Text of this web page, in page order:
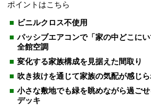
ポイントはこちら
ビニルクロス不使用
パッシブエアコンで「家の中どこにい
全館空調
変化する家族構成を見据えた間取り
吹き抜けを通じて家族の気配が感じ
小さな敷地でも緑を眺めながら過ご
デッキ